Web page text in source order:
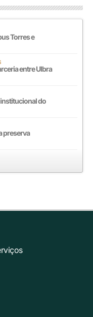
Torres e
entre Ulbra
do
preserva